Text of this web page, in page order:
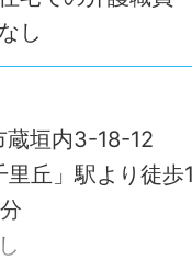
し
蔵垣内3-18-12
丘」駅より徒